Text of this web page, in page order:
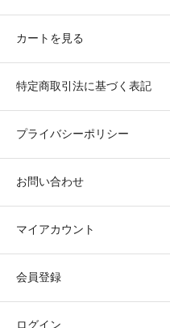
カートを見る
特定商取引法に基づく表記
プライバシーポリシー
お問い合わせ
マイアカウント
会員登録
ログイン